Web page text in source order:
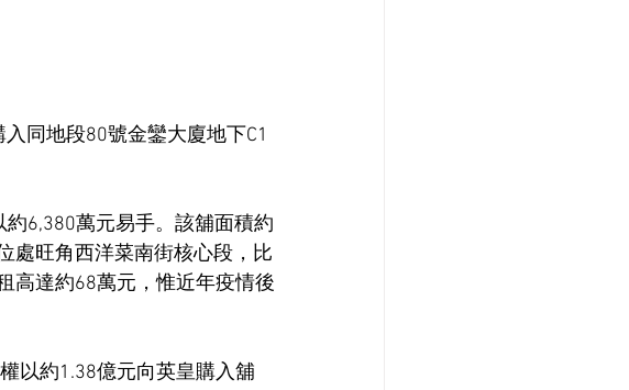
同地段80號金鑾大廈地下C1
6,380萬元易手。該舖面積約
處旺角西洋菜南街核心段，比
高達約68萬元，惟近年疫情後
以約1.38億元向英皇購入舖